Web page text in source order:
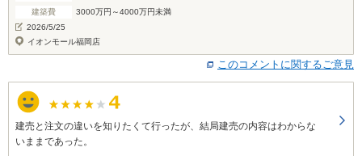
建築費
3000万円～4000万円未満
2026/5/25
イオンモール福岡店
このコメントに関するご意見
建売と注文の違いを知りたくて行ったが、結局建売の内容はわからな
いままであった。